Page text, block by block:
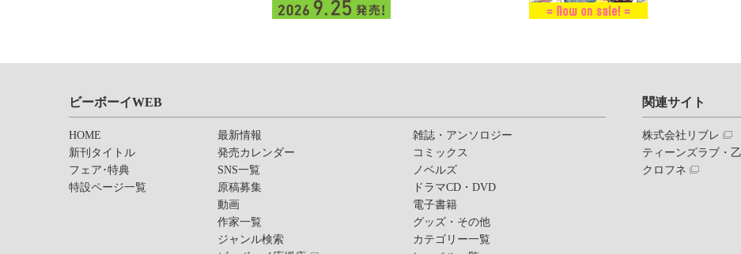
ビーボーイWEB
HOME
新刊タイトル
フェア･特典
特設ページ一覧
最新情報
発売カレンダー
SNS一覧
原稿募集
動画
作家一覧
ジャンル検索
雑誌・アンソロジー
コミックス
ノベルズ
ドラマCD・DVD
電子書籍
グッズ・その他
カテゴリー一覧
関連サイト
株式会社リブレ
ティーンズラブ・
クロフネ